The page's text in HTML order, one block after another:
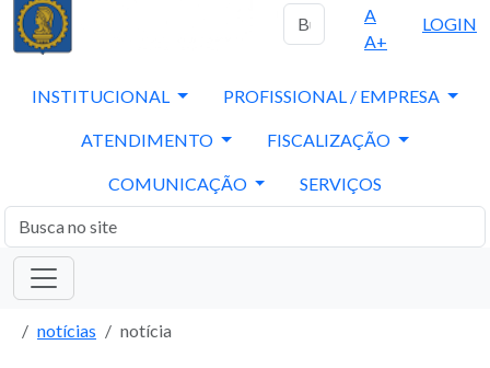
A
A+
LOGIN
INSTITUCIONAL PROFISSIONAL / EMPRESA
ATENDIMENTO FISCALIZAÇÃO
COMUNICAÇÃO SERVIÇOS
notícias notícia